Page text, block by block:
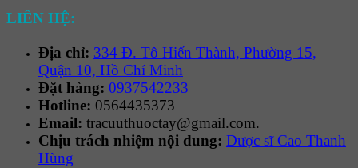
LIÊN HỆ:
Địa chỉ: 334 Đ. Tô Hiến Thành, Phường 15,
Quận 10, Hồ Chí Minh
Đặt hàng: 0937542233
Hotline: 0564435373
Email: tracuuthuoctay@gmail.com.
Chịu trách nhiệm nội dung: Dược sĩ Cao Thanh
Hùng